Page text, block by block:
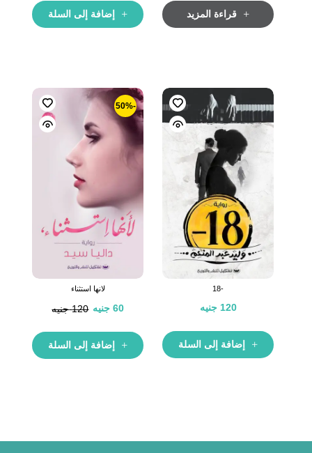
قراءة المزيد إضافة إلى السلة
-18
120 جنيه
إضافة إلى السلة
-50%
لانها استثناء
120 جنيه 60 جنيه
إضافة إلى السلة